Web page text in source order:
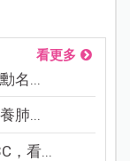
看更多
名...
肺...
，看...